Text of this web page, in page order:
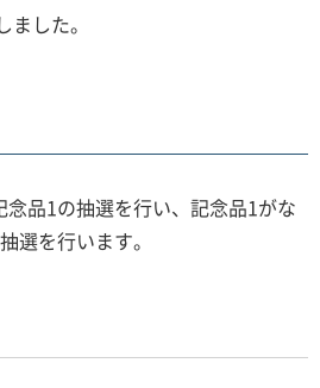
した。
品1の抽選を行い、記念品1がな
選を行います。